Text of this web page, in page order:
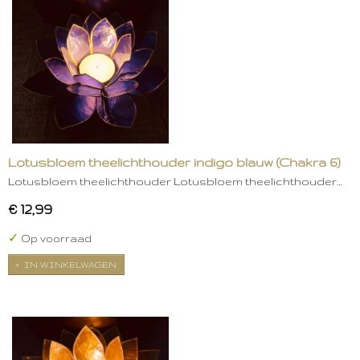
Lotusbloem theelichthouder indigo blauw (Chakra 6)
Lotusbloem theelichthouder Lotusbloem theelichthouder…
€ 12,99
✓ Op voorraad
IN WINKELWAGEN